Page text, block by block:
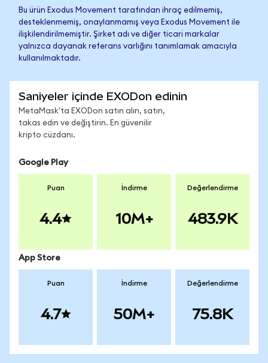
Bu ürün Exodus Movement tarafından ihraç edilmemiş,
desteklenmemiş, onaylanmamış veya Exodus Movement ile
ilişkilendirilmemiştir. Şirket adı ve diğer ticari markalar
yalnızca dayanak referans varlığını tanımlamak amacıyla
kullanılmaktadır.
Saniyeler içinde EXODon edinin
MetaMask'ta EXODon satın alın, satın,
takas edin ve değiştirin. En güvenilir
kripto cüzdanı.
Google Play
Puan
4.4
İndirme
10M+
Değerlendirme
483.9K
App Store
Puan
4.7
İndirme
50M+
Değerlendirme
75.8K